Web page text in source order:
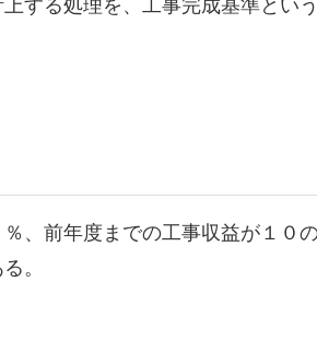
する処理を、工事完成基準という
、前年度までの工事収益が１０
。